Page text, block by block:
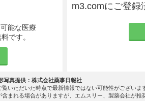
能な医療
です。
m3.comにご登録
写真提供：株式会社薬事日報社
いただいた時点で最新情報ではない可能性がござい
まれる場合がありますが、エムスリー、製薬会社が推